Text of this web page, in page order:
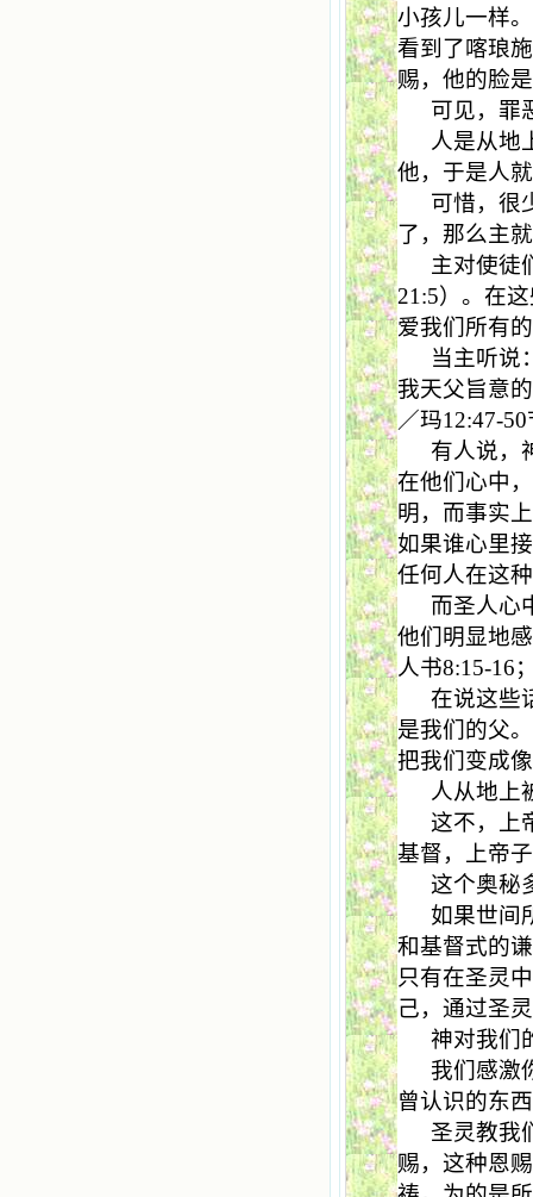
小孩儿一样
看到了喀琅
赐，他的脸
可见，罪
人是从地
他，于是人
可惜，很
了，那么主
主对使徒
21:5）。在
爱我们所有
当主听说
我天父旨意
／玛12:47-50
有人说，
在他们心中
明，而事实
如果谁心里
任何人在这
而圣人心
他们明显地
人书8:15-16
在说这些
是我们的父
把我们变成
人从地上
这不，上
基督，上帝
这个奥秘
如果世间
和基督式的
只有在圣灵
己，通过圣
神对我们
我们感激
曾认识的东
圣灵教我
赐，这种恩